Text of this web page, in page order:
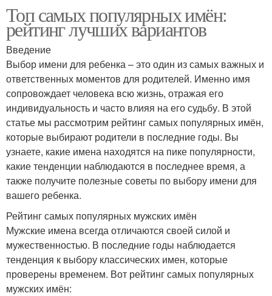
Топ самых популярных имён:
рейтинг лучших вариантов
Введение
Выбор имени для ребенка – это один из самых важных и
ответственных моментов для родителей. Именно имя
сопровождает человека всю жизнь, отражая его
индивидуальность и часто влияя на его судьбу. В этой
статье мы рассмотрим рейтинг самых популярных имён,
которые выбирают родители в последние годы. Вы
узнаете, какие имена находятся на пике популярности,
какие тенденции наблюдаются в последнее время, а
также получите полезные советы по выбору имени для
вашего ребенка.
Рейтинг самых популярных мужских имён
Мужские имена всегда отличаются своей силой и
мужественностью. В последние годы наблюдается
тенденция к выбору классических имен, которые
проверены временем. Вот рейтинг самых популярных
мужских имён: